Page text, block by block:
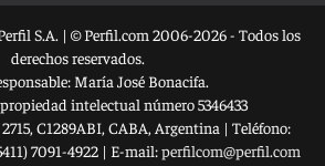
S.A. | © Perfil.com 2006-2026 - Todos los
derechos reservados.
María José Bonacifa.
intelectual número 5346433
, C1289ABI, CABA, Argentina | Teléfono:
7091-4922| E-mail:perfilcom@perfil.com